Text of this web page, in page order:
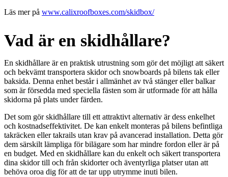
Läs mer på www.calixroofboxes.com/skidbox/
Vad är en skidhållare?
En skidhållare är en praktisk utrustning som gör det möjligt att säkert
och bekvämt transportera skidor och snowboards på bilens tak eller
baksida. Denna enhet består i allmänhet av två stänger eller balkar
som är försedda med speciella fästen som är utformade för att hålla
skidorna på plats under färden.
Det som gör skidhållare till ett attraktivt alternativ är dess enkelhet
och kostnadseffektivitet. De kan enkelt monteras på bilens befintliga
takräcken eller takrails utan krav på avancerad installation. Detta gör
dem särskilt lämpliga för bilägare som har mindre fordon eller är på
en budget. Med en skidhållare kan du enkelt och säkert transportera
dina skidor till och från skidorter och äventyrliga platser utan att
behöva oroa dig för att de tar upp utrymme inuti bilen.